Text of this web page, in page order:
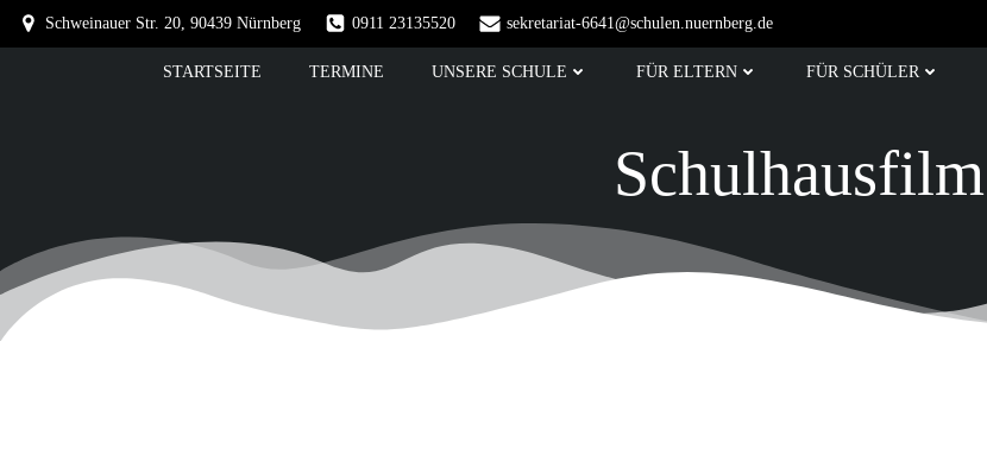
Schweinauer Str. 20, 90439 Nürnberg 0911 23135520 sekretariat-6641@schulen.nuernberg.de
STARTSEITE TERMINE UNSERE SCHULE FÜR ELTERN FÜR SCHÜLER
Schulhausfilm